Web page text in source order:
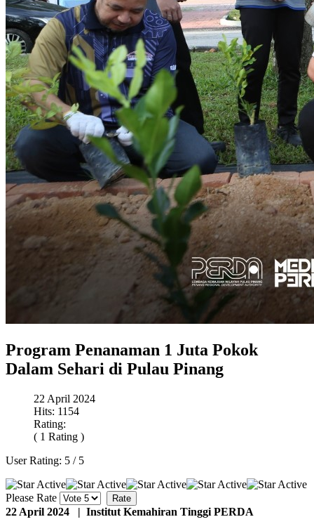
Program Penanaman 1 Juta Pokok
Dalam Sehari di Pulau Pinang
22 April 2024
Hits: 1154
Rating:
( 1 Rating )
User Rating: 5 / 5
Please Rate
22 April 2024 | Institut Kemahiran Tinggi PERDA